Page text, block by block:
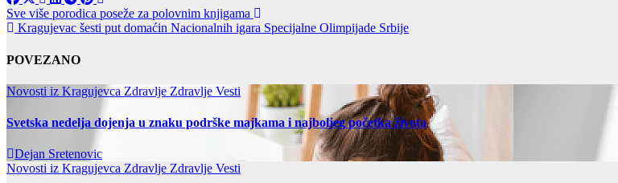
Post
navigation
Sve više porodica poseže za polovnim knjigama
Kragujevac šesti put domaćin Nacionalnih igara Specijalne Olimpijade Srbije
POVEZANO
Novosti iz Kragujevca Zdravlje Zdravlje Vesti
Svetska nedelja dojenja u znaku podrške majkama i najboljeg početka života
Dejan Sretenovic
Novosti iz Kragujevca Zdravlje Zdravlje Vesti